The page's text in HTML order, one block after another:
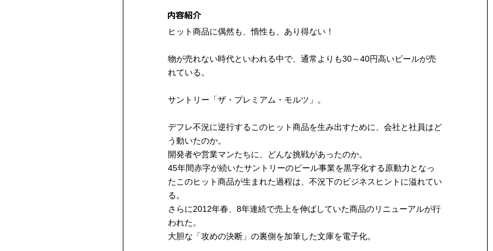
ヒット商品に偶然も、惰性も、あり得ない！
物が売れない時代といわれる中で、通常よりも30～40円高いビールが売
れている。
サントリー「ザ・プレミアム・モルツ」。
デフレ不況に逆行するこのヒット商品を生み出すために、会社と社員はど
う動いたのか。
開発者や営業マンたちに、どんな挑戦があったのか。
45年間赤字が続いたサントリーのビール事業を黒字化する原動力となっ
たこのヒット商品が生まれた過程は、不況下のビジネスヒントに溢れてい
る。
さらに2012年春、8年連続で売上を伸ばしていた商品のリニューアルが行
われた。
大胆な「攻めの決断」の裏側を加筆した文庫を電子化。